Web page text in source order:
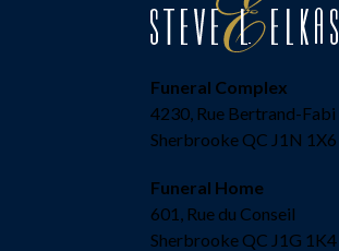
Funeral Complex
4230, Rue Bertrand-Fabi
Sherbrooke QC J1N 1X6
Funeral Home
601, Rue du Conseil
Sherbrooke QC J1G 1K4